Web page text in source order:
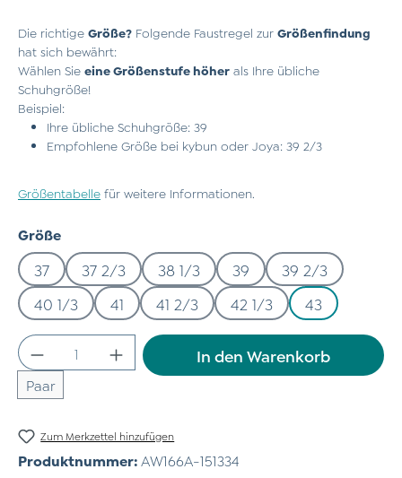
Die richtige Größe? Folgende Faustregel zur Größenfindung
hat sich bewährt:
Wählen Sie eine Größenstufe höher als Ihre übliche
Schuhgröße!
Beispiel:
Ihre übliche Schuhgröße: 39
Empfohlene Größe bei kybun oder Joya: 39 2/3
Größentabelle für weitere Informationen.
Größeauswählen
37 37 2/3 38 1/3 39
39 2/3
40 1/3
41 41 2/3 42 1/3 43
Produkt Anzahl: Gib den gewünschten
Paar
In den Warenkorb
Zum Merkzettel hinzufügen
Produktnummer: AW166A-151334